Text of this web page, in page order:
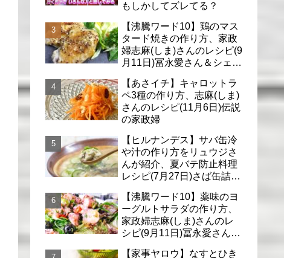
もしかしてズレてる？
【沸騰ワード10】鶏のマス
タード焼きの作り方、家政
婦志麻(しま)さんのレシピ(9
月11日)冨永愛さん＆シェリ
【あさイチ】キャロットラ
ペ3種の作り方、志麻(しま)
さんのレシピ(11月6日)伝説
の家政婦
【ヒルナンデス】サバ缶冷
や汁の作り方をリュウジさ
んが紹介、夏バテ防止料理
レシピ(7月27日)さば缶詰で
【沸騰ワード10】薬味のヨ
ーグルトサラダの作り方、
家政婦志麻(しま)さんのレ
シピ(9月11日)冨永愛さん＆
【家事ヤロウ】なすとひき